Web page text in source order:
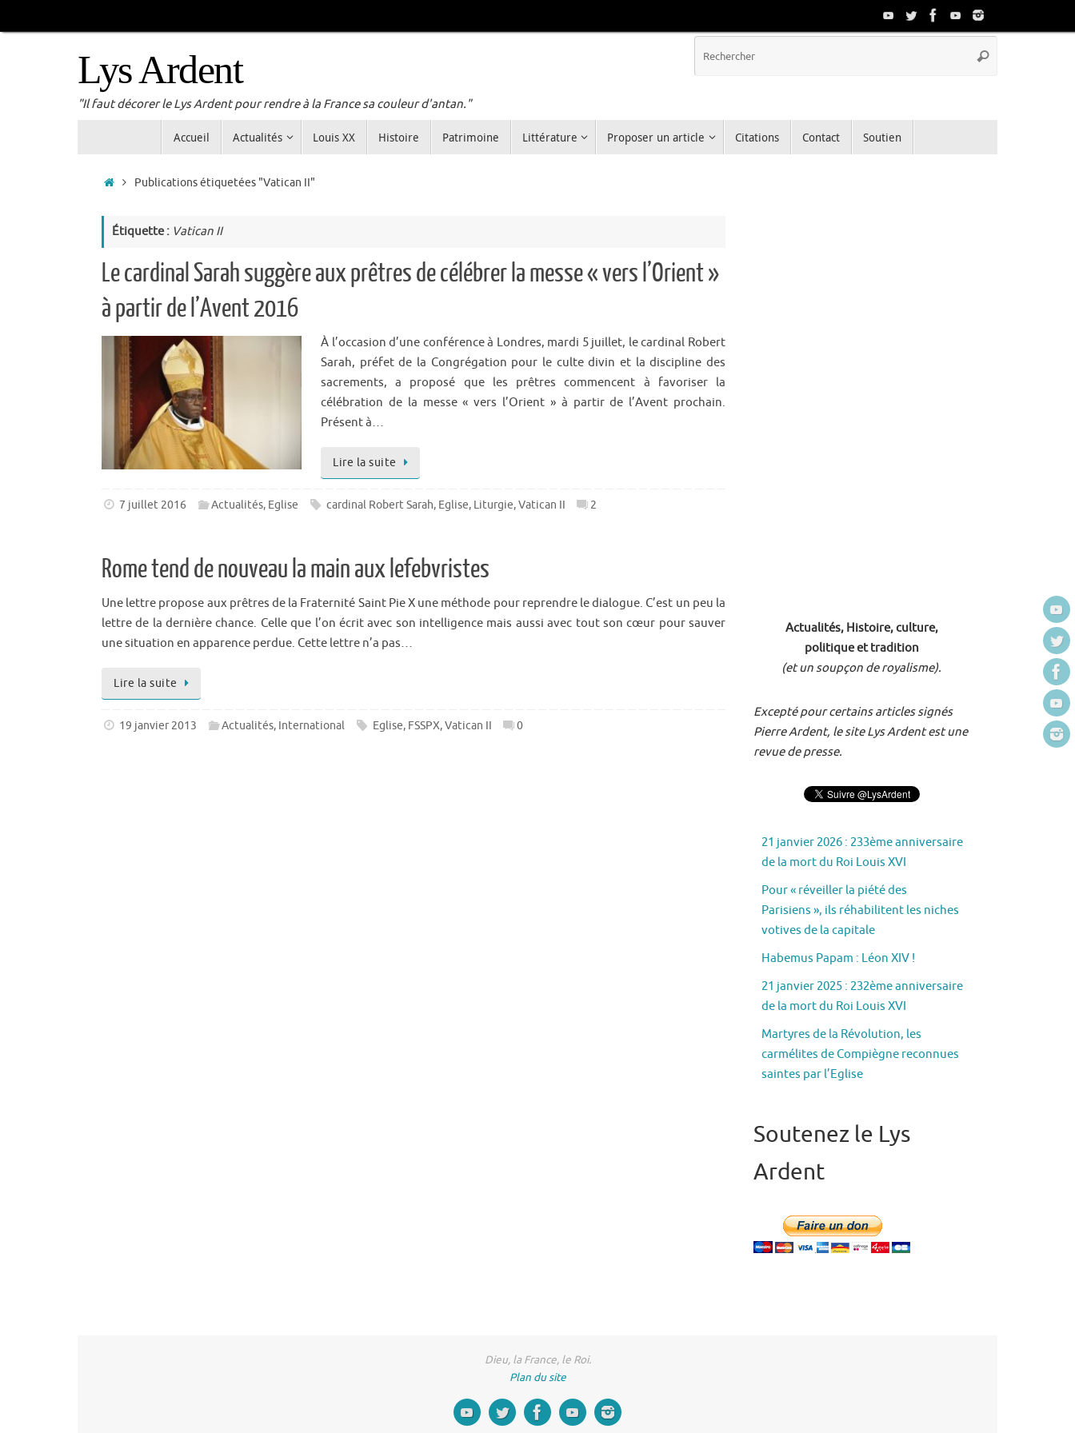
au
Lys Ardent
"Il faut décorer le Lys Ardent pour rendre à la France sa couleur d'antan."
Rechercher
Accueil Actualités Louis XX Histoire Patrimoine Littérature Proposer un article Citations Contact Soutien
Accueil
Publications étiquetées "Vatican II"
Étiquette : Vatican II
Le cardinal Sarah suggère aux prêtres de célébrer la messe « vers l’Orient »
à partir de l’Avent 2016
À l’occasion d’une conférence à Londres, mardi 5 juillet, le cardinal Robert
Sarah, préfet de la Congrégation pour le culte divin et la discipline des
sacrements, a proposé que les prêtres commencent à favoriser la
célébration de la messe « vers l’Orient » à partir de l’Avent prochain.
Présent à…
Lire la suite
7 juillet 2016 Actualités, Eglise cardinal Robert Sarah, Eglise, Liturgie,Vatican II 2
Rome tend de nouveau la main aux lefebvristes
Une lettre propose aux prêtres de la Fraternité Saint Pie X une méthode pour reprendre le dialogue. C’est un peu la
lettre de la dernière chance. Celle que l’on écrit avec son intelligence mais aussi avec tout son cœur pour sauver
une situation en apparence perdue. Cette lettre n’a pas…
Lire la suite
19 janvier 2013 Actualités, International Eglise, FSSPX,Vatican II 0
Actualités, Histoire, culture,
politique et tradition
(et un soupçon de royalisme).
Excepté pour certains articles signés
Pierre Ardent, le site Lys Ardent est une
revue de presse.
21 janvier 2026 : 233ème anniversaire
de la mort du Roi Louis XVI
Pour « réveiller la piété des
Parisiens », ils réhabilitent les niches
votives de la capitale
Habemus Papam : Léon XIV !
21 janvier 2025 : 232ème anniversaire
de la mort du Roi Louis XVI
Martyres de la Révolution, les
carmélites de Compiègne reconnues
saintes par l’Eglise
Soutenez le Lys
Ardent
Dieu, la France, le Roi.
Plan du site